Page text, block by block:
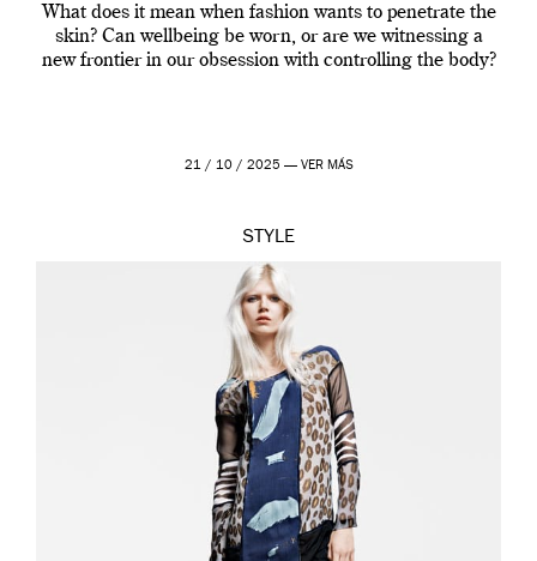
What does it mean when fashion wants to penetrate the
skin? Can wellbeing be worn, or are we witnessing a
new frontier in our obsession with controlling the body?
21 / 10 / 2025 — VER MÁS
STYLE